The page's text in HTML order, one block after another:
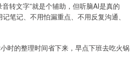
转文字”就是个辅助，但听脑AI是真的
笔记、不用怕漏重点、不用反复沟通、
时的整理时间省下来，早点下班去吃火锅